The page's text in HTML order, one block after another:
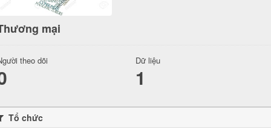
mại
theo dõi Dữ liệu
1
Tổ chức